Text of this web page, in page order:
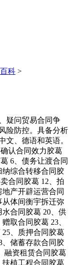
科 >
疑问贸易合同争
险防控。具备分析
文、德语和英语。
认合同效力胶葛
6、债务让渡合同
纳综合转移合同胶
合同胶葛 12、拍
产开辟运营合同
从体间衡宇拆迁弥
合同胶葛 20、供
取合同胶葛 23、
、质押合同胶葛
、储蓄存款合同胶
融资租赁合同胶葛
扶植工程合同胶葛